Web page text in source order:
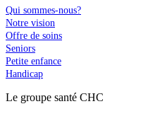
Qui sommes-nous?
Notre vision
Offre de soins
Seniors
Petite enfance
Handicap
Le groupe santé CHC